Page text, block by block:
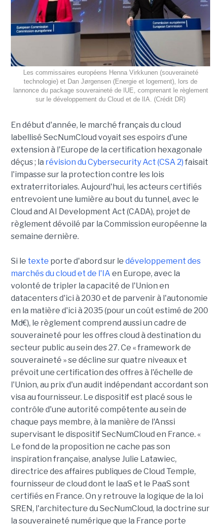
Les commissaires européens Henna Virkkunen (souveraineté
technologie) et Dan Jørgensen (Energie et logement), lors de
lannonce du package souveraineté de lUE, comprenant le règlement
sur le développement du Cloud et de lIA. (Crédit DR)
En début d'année, le marché français du cloud
labellisé SecNumCloud voyait ses espoirs d'une
extension à l'Europe de la certification hexagonale
déçus ; la révision du Cybersecurity Act (CSA 2) faisait
l'impasse sur la protection contre les lois
extraterritoriales. Aujourd'hui, les acteurs certifiés
entrevoient une lumière au bout du tunnel, avec le
Cloud and AI Development Act (CADA), projet de
règlement dévoilé par la Commission européenne la
semaine dernière.
Si le texte porte d'abord sur le développement des
marchés du cloud et de l'IA en Europe, avec la
volonté de tripler la capacité de l'Union en
datacenters d'ici à 2030 et de parvenir à l'autonomie
en la matière d'ici à 2035 (pour un coût estimé de 200
Md€), le règlement comprend aussi un cadre de
souveraineté pour les offres cloud à destination du
secteur public au sein des 27. Ce « framework de
souveraineté » se décline sur quatre niveaux et
prévoit une certification des offres à l'échelle de
l'Union, au prix d'un audit indépendant accordant son
visa au fournisseur. Le dispositif est placé sous le
contrôle d'une autorité compétente au sein de
chaque pays membre, à la manière de l'Anssi
supervisant le dispositif SecNumCloud en France. «
Le fond de la proposition ne cache pas son
inspiration française, analyse Julie Latawiec,
directrice des affaires publiques de Cloud Temple,
fournisseur de cloud dont le IaaS et le PaaS sont
certifiés en France. On y retrouve la logique de la loi
SREN, l'architecture du SecNumCloud, la doctrine sur
la souveraineté numérique que la France porte